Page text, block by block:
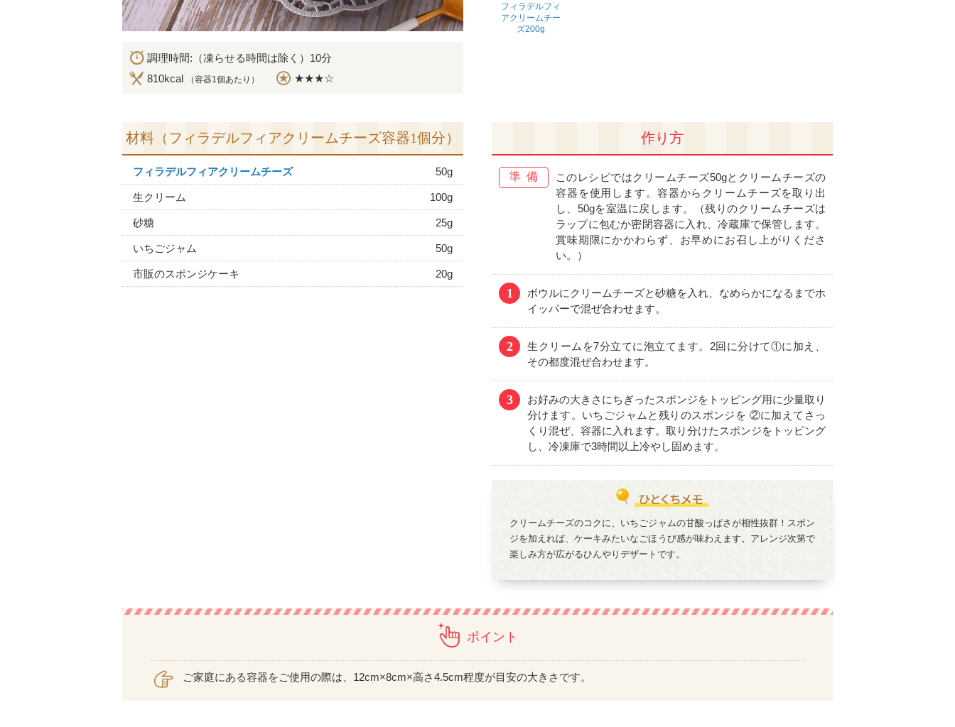
調理時間:（凍らせる時間は除く）10分
810kcal
（容器1個あたり） ★★★☆
フィラデルフィ
アクリームチー
ズ200g
材料（フィラデルフィアクリームチーズ容器1個分）
フィラデルフィアクリームチーズ 50g
生クリーム 100g
砂糖 25g
いちごジャム 50g
市販のスポンジケーキ 20g
作り方
準備
このレシピではクリームチーズ50gとクリームチーズの
容器を使用します。容器からクリームチーズを取り出
し、50gを室温に戻します。（残りのクリームチーズは
ラップに包むか密閉容器に入れ、冷蔵庫で保管します。
賞味期限にかかわらず、お早めにお召し上がりくださ
い。）
1
ボウルにクリームチーズと砂糖を入れ、なめらかになるまでホ
イッパーで混ぜ合わせます。
2
生クリームを7分立てに泡立てます。2回に分けて①に加え、
その都度混ぜ合わせます。
3
お好みの大きさにちぎったスポンジをトッピング用に少量取り
分けます。いちごジャムと残りのスポンジを ②に加えてさっ
くり混ぜ、容器に入れます。取り分けたスポンジをトッピング
し、冷凍庫で3時間以上冷やし固めます。
クリームチーズのコクに、いちごジャムの甘酸っぱさが相性抜群！スポン
ジを加えれば、ケーキみたいなごほうび感が味わえます。アレンジ次第で
楽しみ方が広がるひんやりデザートです。
ポイント
ご家庭にある容器をご使用の際は、12cm×8cm×高さ4.5cm程度が目安の大きさです。